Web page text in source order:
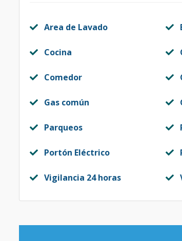
Area de Lavado
Cocina
Comedor
Gas común
Parqueos
Portón Eléctrico
Vigilancia 24 horas